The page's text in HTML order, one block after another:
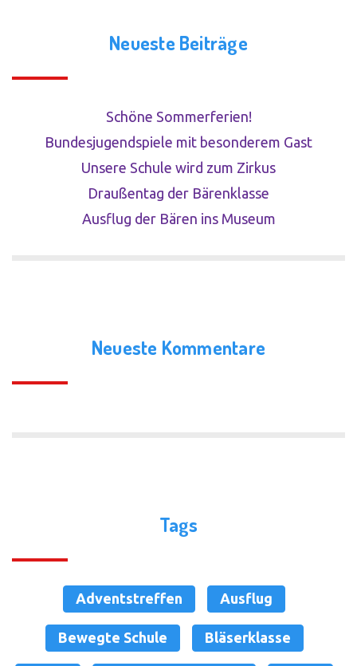
Neueste Beiträge
Schöne Sommerferien!
Bundesjugendspiele mit besonderem Gast
Unsere Schule wird zum Zirkus
Draußentag der Bärenklasse
Ausflug der Bären ins Museum
Neueste Kommentare
Tags
Adventstreffen Ausflug
Bewegte Schule Bläserklasse